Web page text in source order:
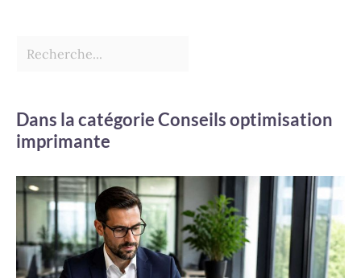
Dans la catégorie Conseils optimisation
imprimante